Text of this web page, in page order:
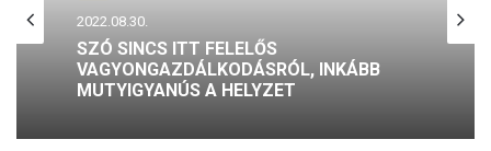
2022.08.30.
SZÓ SINCS ITT FELELŐS
VAGYONGAZDÁLKODÁSRÓL, INKÁBB
MUTYIGYANÚS A HELYZET